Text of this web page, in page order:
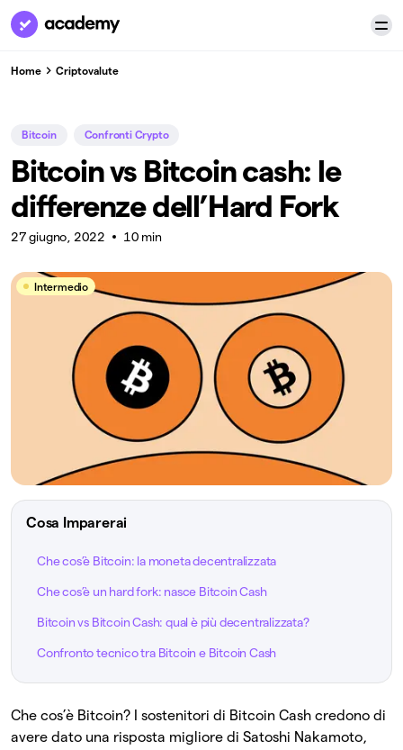
Home Criptovalute
Bitcoin Confronti Crypto
Bitcoin vs Bitcoin cash: le
differenze dell’Hard Fork
27 giugno, 2022 10 min
Intermedio
Cosa Imparerai
Che cos’è Bitcoin: la moneta decentralizzata
Che cos’è un hard fork: nasce Bitcoin Cash
Bitcoin vs Bitcoin Cash: qual è più decentralizzata?
Confronto tecnico tra Bitcoin e Bitcoin Cash
Che cos’è Bitcoin? I sostenitori di Bitcoin Cash credono di
avere dato una risposta migliore di Satoshi Nakamoto,